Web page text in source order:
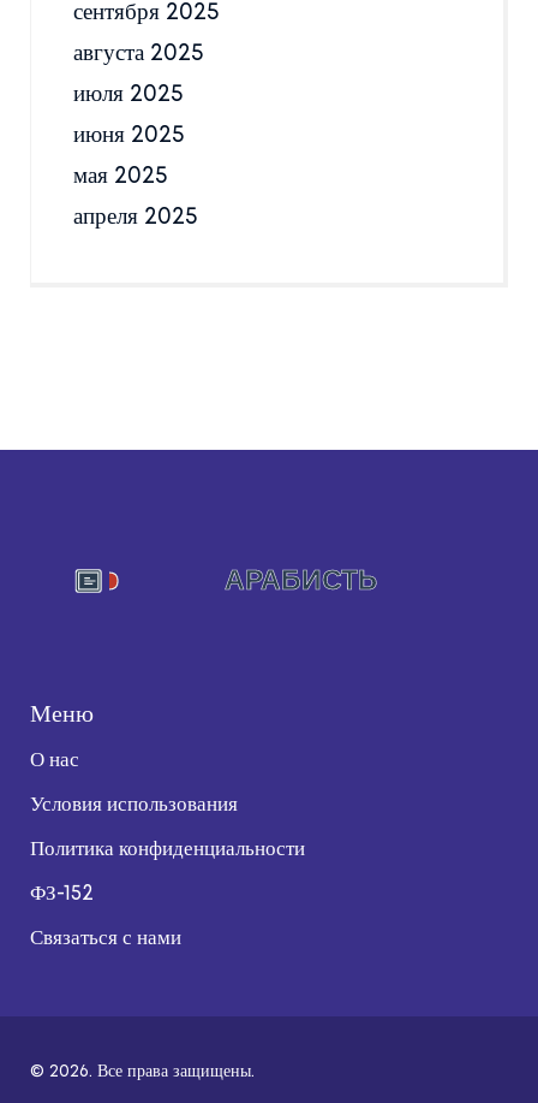
сентября 2025
августа 2025
июля 2025
июня 2025
мая 2025
апреля 2025
Меню
О нас
Условия использования
Политика конфиденциальности
ФЗ-152
Связаться с нами
© 2026. Все права защищены.